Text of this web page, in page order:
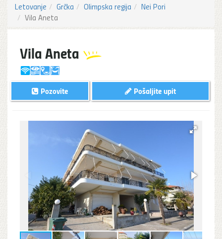
Letovanje Grčka Olimpska regija
Nei Pori
Vila Aneta
Vila Aneta
Pošaljite upit
Pozovite